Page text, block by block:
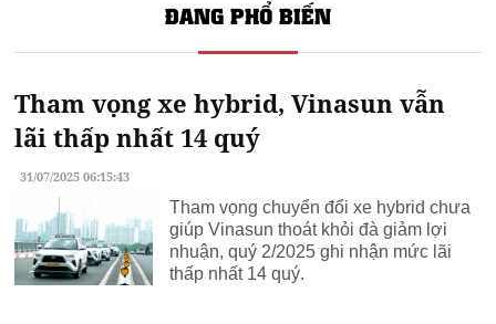
ĐANG PHỔ BIẾN
Tham vọng xe hybrid, Vinasun vẫn
lãi thấp nhất 14 quý
31/07/2025 06:15:43
Tham vọng chuyển đổi xe hybrid chưa
giúp Vinasun thoát khỏi đà giảm lợi
nhuận, quý 2/2025 ghi nhận mức lãi
thấp nhất 14 quý.